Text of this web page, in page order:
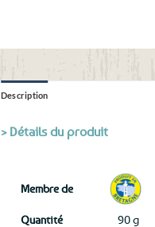
Description
> Détails du produit
Membre de
Quantité 90 g